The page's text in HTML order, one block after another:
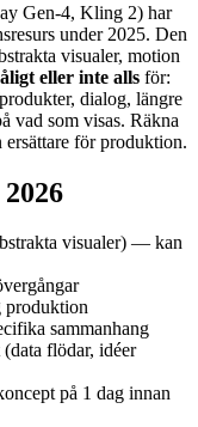
Gen-4, Kling 2) har
under 2025. Den
visualer, motion
eller inte alls för:
dialog, längre
vad som visas. Räkna
ersättare för produktion.
visualer) — kan
produktion
sammanhang
(data flödar, idéer
på 1 dag innan